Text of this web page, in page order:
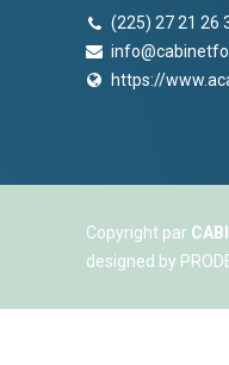
(225) 27 21 26
https://
Copyright par
designed by